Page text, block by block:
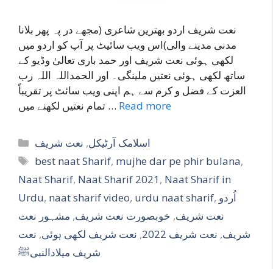
نعت شریف اردو بھترین شاعری (مجھے در پہ پھر بلانا
مدنی مدینے والی)اس ویب سائیٹ پر آپ کو اردو میں
لکھی ہوئی نعت شریف اور حمد باری تعالیٰ وڈیو کے
ساتھ لکھی ہوئی نعتیں ملینگی۔ اور الحمداللہ اللہ رب
العزت کے فضل و کرم سے ہم اپنی ویب سائٹ پر تقریباً
تمام نعتیں لکھنے میں … Read more
Categories اسلامک آرٹیکل, نعت شریف
Tags
best naat Sharif, mujhe dar pe phir bulana,
Naat Sharif, Naat Sharif 2021, Naat Sharif in
Urdu, naat sharif video, urdu naat sharif, اُردو
نعت شریف, خوبصورت نعت شریف, مشہور نعت
شریف, نعت شریف 2022 , نعت شریف لکھی ہوئی, نعت
شریف میلادالنبیﷺ